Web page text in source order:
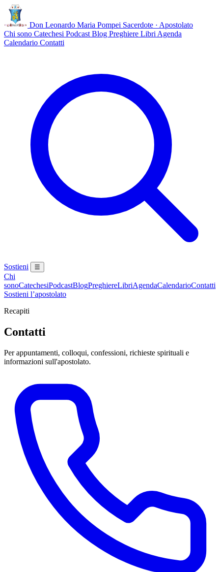
Don Leonardo Maria Pompei Sacerdote · Apostolato
Chi sono Catechesi Podcast Blog Preghiere Libri Agenda
Calendario Contatti
Sostieni ☰
Chi
sonoCatechesiPodcastBlogPreghiereLibriAgendaCalendarioContatti
Sostieni l’apostolato
Recapiti
Contatti
Per appuntamenti, colloqui, confessioni, richieste spirituali e
informazioni sull'apostolato.